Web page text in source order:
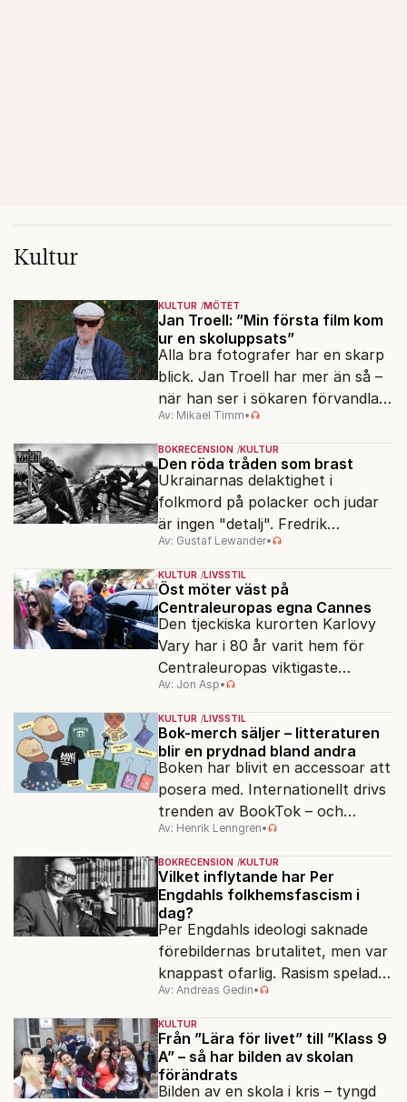
Kultur
KULTUR MÖTET
Jan Troell: ”Min första film kom
ur en skoluppsats”
Alla bra fotografer har en skarp
blick. Jan Troell har mer än så –
när han ser i sökaren förvandlas
vardagen till underverk. Fyllda 95
gör han en ny film.
Av: Mikael Timm•
BOKRECENSION KULTUR
Den röda tråden som brast
Ukrainarnas delaktighet i
folkmord på polacker och judar
är ingen "detalj". Fredrik
Segerfeldts iver att skildra den
ryska imperialismen leder till en
förenklad bild av historien.
Av: Gustaf Lewander•
KULTUR LIVSSTIL
Öst möter väst på
Centraleuropas egna Cannes
Den tjeckiska kurorten Karlovy
Vary har i 80 år varit hem för
Centraleuropas viktigaste
filmfestival – en plats där
Hollywoodglans möter
egensinnighet.
Av: Jon Asp•
KULTUR LIVSSTIL
Bok-merch säljer – litteraturen
blir en prydnad bland andra
Boken har blivit en accessoar att
posera med. Internationellt drivs
trenden av BookTok – och
förlagen följer efter.
Av: Henrik Lenngren•
BOKRECENSION KULTUR
Vilket inflytande har Per
Engdahls folkhemsfascism i
dag?
Per Engdahls ideologi saknade
förebildernas brutalitet, men var
knappast ofarlig. Rasism spelades
ned i förmån för "kultur". Känns
det igen?
Av: Andreas Gedin•
KULTUR
Från ”Lära för livet” till ”Klass 9
A” – så har bilden av skolan
förändrats
Bilden av en skola i kris – tyngd